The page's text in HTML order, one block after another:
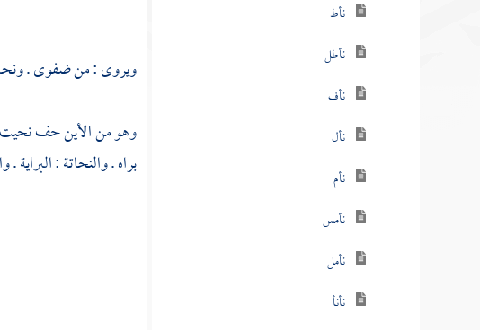
نأط
نأطل
نأف
نأل
نأم
نأمس
نأمل
نأنأ
ويروى : من ضفوى . ونحت
وهو من الأين حف نحيت
براه . والنحاتة :